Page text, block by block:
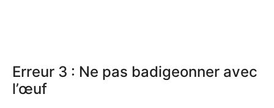
Erreur 3 : Ne pas badigeonner avec
l’œuf